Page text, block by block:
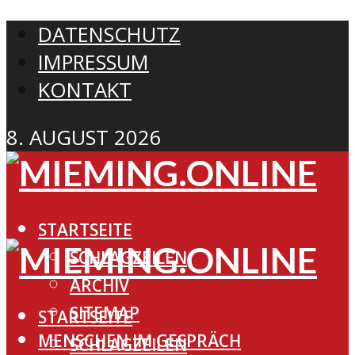
DATENSCHUTZ
IMPRESSUM
KONTAKT
8. AUGUST 2026
STARTSEITE
SCHLAGZEILEN
ARCHIV
SITEMAP
MENSCHEN IM GESPRÄCH
STARTSEITE
SCHLAGZEILEN